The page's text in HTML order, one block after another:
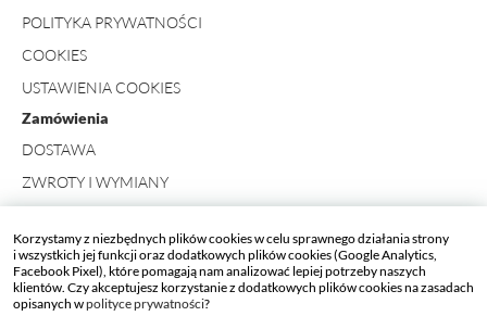
Korzystamy z niezbędnych plików cookies w celu sprawnego działania strony
i wszystkich jej funkcji oraz dodatkowych plików cookies (Google Analytics,
Facebook Pixel), które pomagają nam analizować lepiej potrzeby naszych
klientów. Czy akceptujesz korzystanie z dodatkowych plików cookies na zasadach
opisanych wpolityce prywatności?
POLITYKA PRYWATNOŚCI
COOKIES
USTAWIENIA COOKIES
Zamówienia
DOSTAWA
ZWROTY I WYMIANY
Kontakt
+ 48 734 423 498